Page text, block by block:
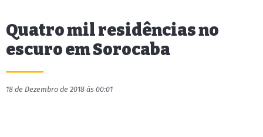
Quatro mil residências no
escuro em Sorocaba
18 de Dezembro de 2018 às 00:01